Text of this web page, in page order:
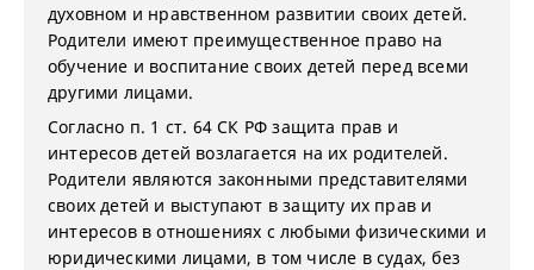
духовном и нравственном развитии своих детей.
Родители имеют преимущественное право на
обучение и воспитание своих детей перед всеми
другими лицами.
Согласно п. 1 ст. 64 СК РФ защита прав и
интересов детей возлагается на их родителей.
Родители являются законными представителями
своих детей и выступают в защиту их прав и
интересов в отношениях с любыми физическими и
юридическими лицами, в том числе в судах, без